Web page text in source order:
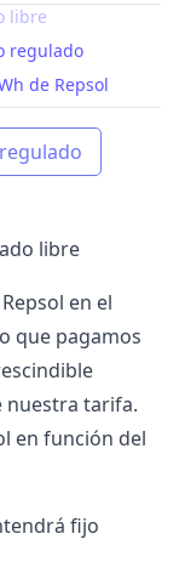
libre
regulado
de Repsol
libre
Repsol en el
que pagamos
nuestra tarifa.
en función del
fijo